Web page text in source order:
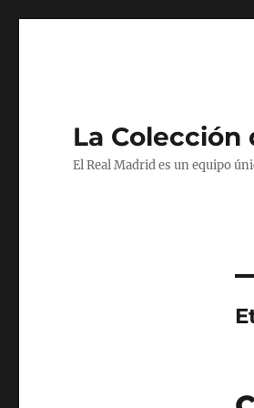
La Colección
El Real Madrid es un equipo